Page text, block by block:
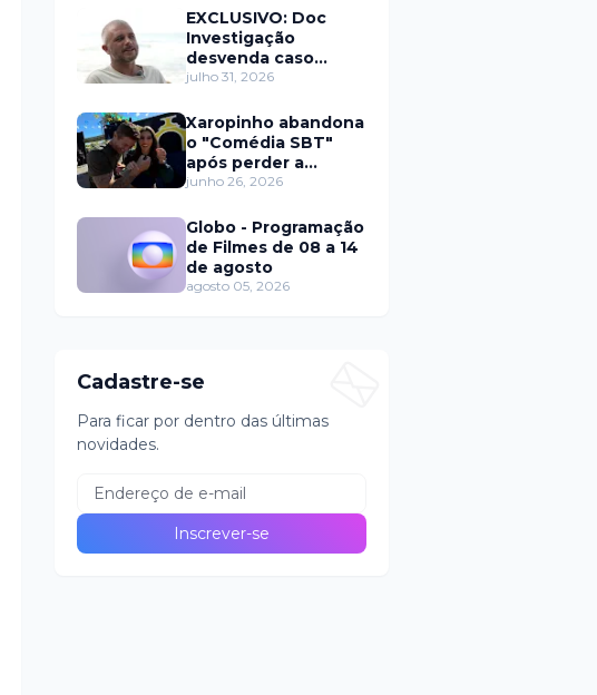
EXCLUSIVO: Doc
Investigação
desvenda caso
Eduardo Martins e
trás de fraude
internacional
julho 31, 2026
Xaropinho abandona
o "Comédia SBT"
após perder a
paciência com Sarro
junho 26, 2026
Globo - Programação
de Filmes de 08 a 14
de agosto
agosto 05, 2026
Cadastre-se
Para ficar por dentro das últimas
novidades.